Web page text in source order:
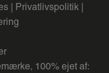
| Privatlivspolitik |
100% ejet af: